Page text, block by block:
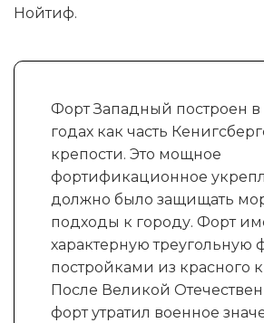
Нойтиф.
Форт Западный построен в
годах как часть
крепости. Это мощное
фортификационное
должно было защищать
подходы к городу. Форт
характерную треугольную
постройками из красного
После Великой
форт утратил военное